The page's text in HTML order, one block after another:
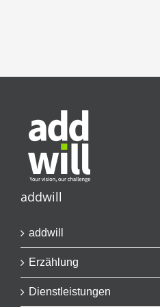
addwill
addwill
Erzählung
Dienstleistungen